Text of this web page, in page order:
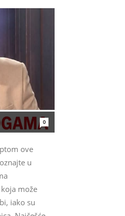
0
ove
u
može
iako su